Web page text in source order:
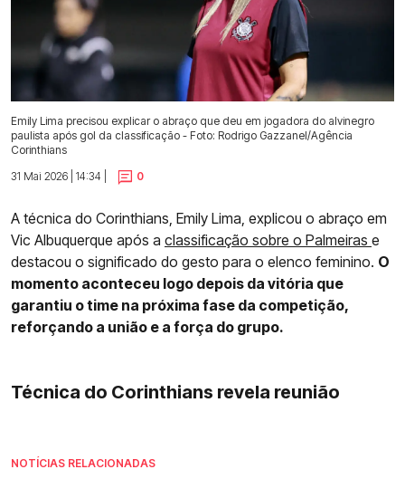
Emily Lima precisou explicar o abraço que deu em jogadora do alvinegro
paulista após gol da classificação - Foto: Rodrigo Gazzanel/Agência
Corinthians
31 Mai 2026 | 14:34 |
0
A técnica do Corinthians, Emily Lima, explicou o abraço em
Vic Albuquerque após a classificação sobre o Palmeiras e
destacou o significado do gesto para o elenco feminino. O
momento aconteceu logo depois da vitória que
garantiu o time na próxima fase da competição,
reforçando a união e a força do grupo.
Técnica do Corinthians revela reunião
NOTÍCIAS RELACIONADAS